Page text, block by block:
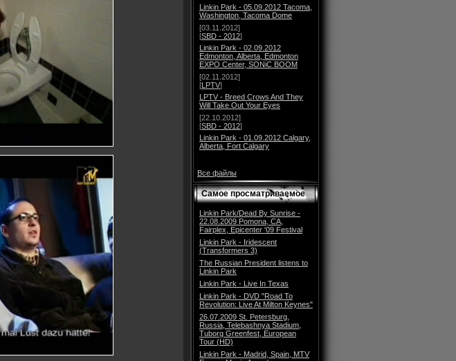
Linkin Park - 05.09.2012 Tacoma,
Washington, Tacoma Dome
[03.11.2012]
[SBD - 2012]
Linkin Park - 02.09.2012
Edmonton, Alberta, Edmonton
EXPO Center, SONiC BOOM
[02.11.2012]
[LPTV]
LPTV - Breed Crows And They
Will Take Out Your Eyes
[22.10.2012]
[SBD - 2012]
Linkin Park - 01.09.2012 Calgary,
Alberta, Fort Calgary
Все файлы
Самое просматриваемое
Linkin Park/Dead By Sunrise -
22.08.2009 Pomona, CA,
Fairplex, Epicenter '09 Festival
Linkin Park - Iridescent
(Transformers 3)
The Russian President listens to
Linkin Park
Linkin Park - Live In Texas
Linkin Park - DVD "Road To
Revolution: Live At Milton Keynes"
26.07.2009 St. Petersburg,
Russia, Telebashnya Stadium,
Tuborg Greenfest, European
Tour (HD)
Linkin Park - Madrid, Spain, MTV